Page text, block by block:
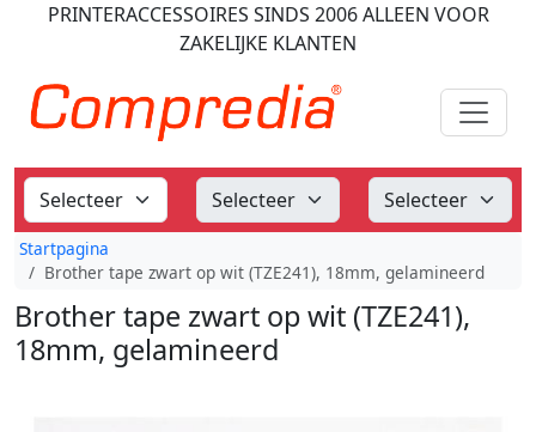
PRINTERACCESSOIRES SINDS 2006ALLEEN VOOR
ZAKELIJKE KLANTEN
Startpagina
Brother tape zwart op wit (TZE241), 18mm, gelamineerd
Brother tape zwart op wit (TZE241),
18mm, gelamineerd